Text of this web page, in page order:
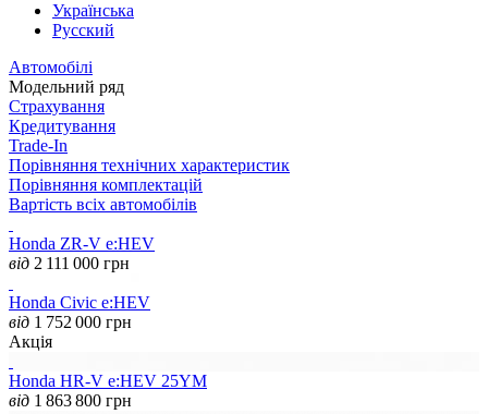
Українська
Русский
Автомобілі
Модельний ряд
Страхування
Кредитування
Trade-In
Порівняння технічних характеристик
Порівняння комплектацій
Вартість всіх автомобілів
Honda ZR-V e:HEV
від 2 111 000 грн
Honda Civic e:HEV
від 1 752 000 грн
Акція
Honda HR-V e:HEV 25YM
від 1 863 800 грн